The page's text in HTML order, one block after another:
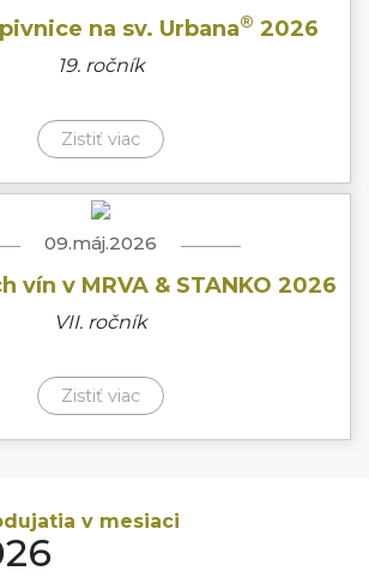
na sv. Urbana® 2026
19. ročník
Zistiť viac
09.máj.2026
vín v MRVA & STANKO 2026
VII. ročník
Zistiť viac
v mesiaci